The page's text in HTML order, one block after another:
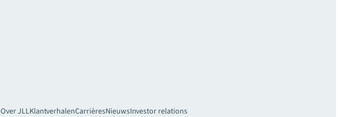
Over JLLKlantverhalenCarrièresNieuwsInvestor relations